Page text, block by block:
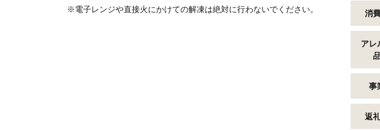
※電子レンジや直接火にかけての解凍は絶対に行わないでください。
消
アレ
事
返